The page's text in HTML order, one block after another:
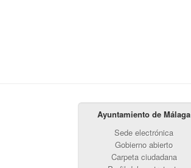
Ayuntamiento de Málaga
Sede electrónica
Gobierno abierto
Carpeta ciudadana